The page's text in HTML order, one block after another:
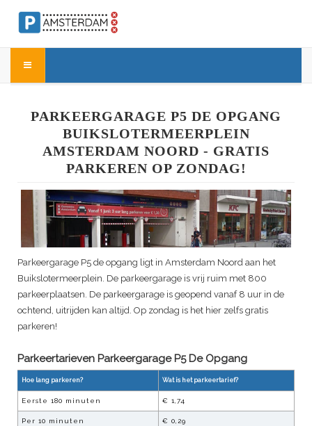
PARKEERGARAGE P5 DE OPGANG
BUIKSLOTERMEERPLEIN
AMSTERDAM NOORD - GRATIS
PARKEREN OP ZONDAG!
Parkeergarage P5 de opgang ligt in Amsterdam Noord aan het
Buikslotermeerplein. De parkeergarage is vrij ruim met 800
parkeerplaatsen. De parkeergarage is geopend vanaf 8 uur in de
ochtend, uitrijden kan altijd. Op zondag is het hier zelfs gratis
parkeren!
Parkeertarieven Parkeergarage P5 De Opgang
Hoe lang parkeren? Wat is het parkeertarief?
Eerste 180 minuten € 1,74
Per 10 minuten € 0,29